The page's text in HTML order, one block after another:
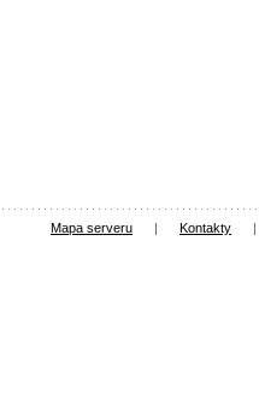
Mapa serveru | Kontakty |